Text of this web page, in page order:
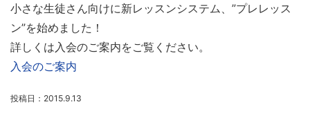
小さな生徒さん向けに新レッスンシステム、”プレレッス
ン”を始めました！
詳しくは入会のご案内をご覧ください。
入会のご案内
投稿日：2015.9.13